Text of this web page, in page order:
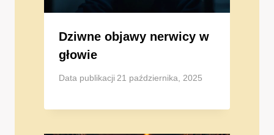
Dziwne objawy nerwicy w
głowie
Data publikacji 21 października, 2025